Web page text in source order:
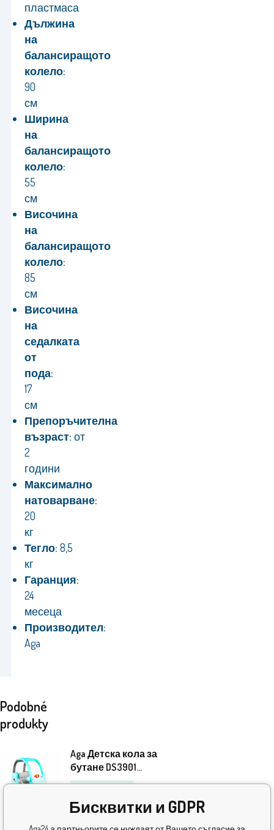
пластмаса
Дължина
на
балансиращото
колело:
90
см
Ширина
на
балансиращото
колело:
55
см
Височина
на
балансиращото
колело:
85
см
Височина
на
седалката
от
пода:
17
см
Препоръчителна
възраст: от
2
години
Максимално
натоварване:
20
кг
Тегло: 8,5
кг
Гаранция:
24
месеца
Производител:
Aga
Podobné
produkty
Безплатно
Aga Детска кола за
бутане DS3901
Синя
В
173.50 EUR
Бисквитки и GDPR